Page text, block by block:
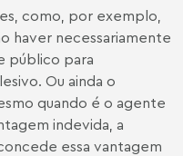
como, por exemplo,
haver necessariamente
público para
Ou ainda o
quando é o agente
indevida, a
essa vantagem